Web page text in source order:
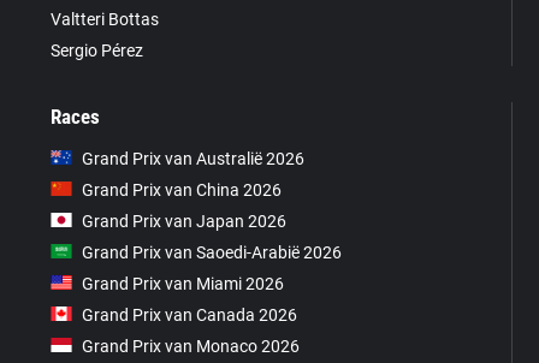
Valtteri Bottas
Sergio Pérez
Races
Grand Prix van Australië 2026
Grand Prix van China 2026
Grand Prix van Japan 2026
Grand Prix van Saoedi-Arabië 2026
Grand Prix van Miami 2026
Grand Prix van Canada 2026
Grand Prix van Monaco 2026